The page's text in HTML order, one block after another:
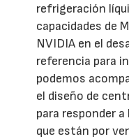
refrigeración
capacidades de
NVIDIA en el
referencia para
podemos
el diseño de
para responder
que están por